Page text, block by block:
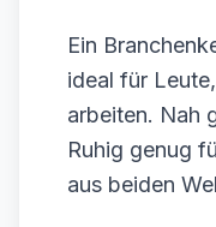
Ein
ideal für
arbeiten. Nah
Ruhig genug
aus beiden